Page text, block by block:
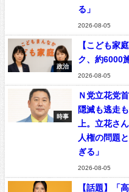
る」
2026-08-05
政治
【こども家
ク、約6000
2026-08-05
時事
Ｎ党立花党
隠滅も逃走
上。立花さ
人権の問題
ぎる」
2026-08-05
【話題】「